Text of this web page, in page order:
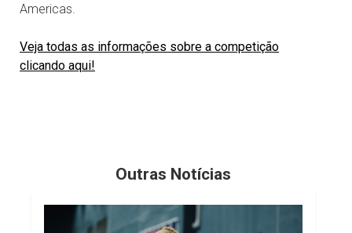
Americas.
Veja todas as informações sobre a competição
clicando aqui!
Outras Notícias